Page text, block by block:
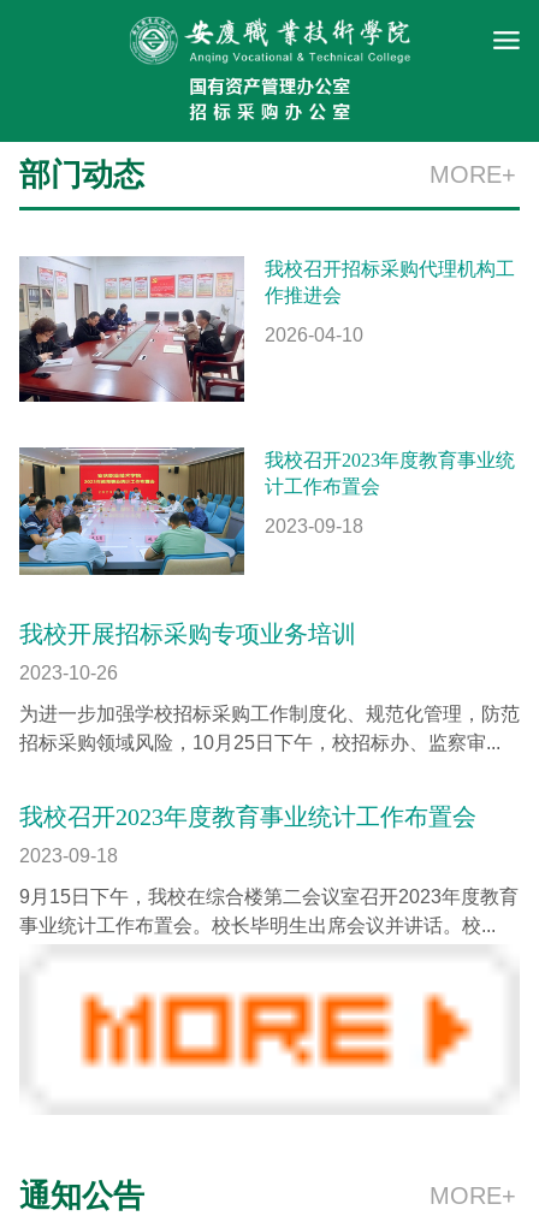
部门动态 MORE+
我校召开招标采购代理机构工
作推进会
2026-04-10
我校召开2023年度教育事业统
计工作布置会
2023-09-18
我校开展招标采购专项业务培训
2023-10-26
为进一步加强学校招标采购工作制度化、规范化管理，防范
招标采购领域风险，10月25日下午，校招标办、监察审...
我校召开2023年度教育事业统计工作布置会
2023-09-18
9月15日下午，我校在综合楼第二会议室召开2023年度教育
事业统计工作布置会。校长毕明生出席会议并讲话。校...
通知公告 MORE+